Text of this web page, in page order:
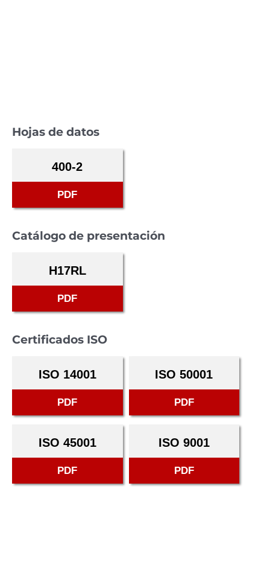
Hojas de datos
400-2
PDF
Catálogo de presentación
H17RL
PDF
Certificados ISO
ISO 14001
PDF
ISO 50001
PDF
ISO 45001
PDF
ISO 9001
PDF